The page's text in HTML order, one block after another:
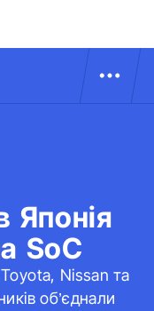
Японія
SoC
Nissan та
об’єднали